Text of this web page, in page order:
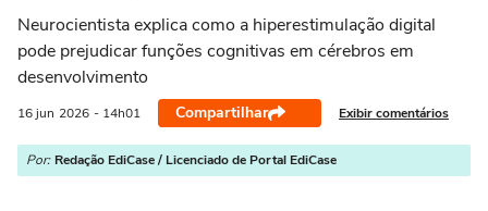
Neurocientista explica como a hiperestimulação digital
pode prejudicar funções cognitivas em cérebros em
desenvolvimento
16 jun 2026 - 14h01 Compartilhar Exibir comentários
Por: Redação EdiCase / Licenciado de Portal EdiCase